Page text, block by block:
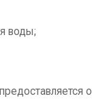
воды;